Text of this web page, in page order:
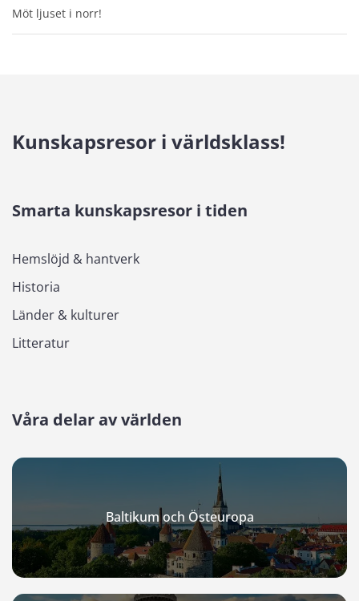
Möt ljuset i norr!
Kunskapsresor i världsklass!
Smarta kunskapsresor i tiden
Hemslöjd & hantverk
Historia
Länder & kulturer
Litteratur
Våra delar av världen
Baltikum och Östeuropa